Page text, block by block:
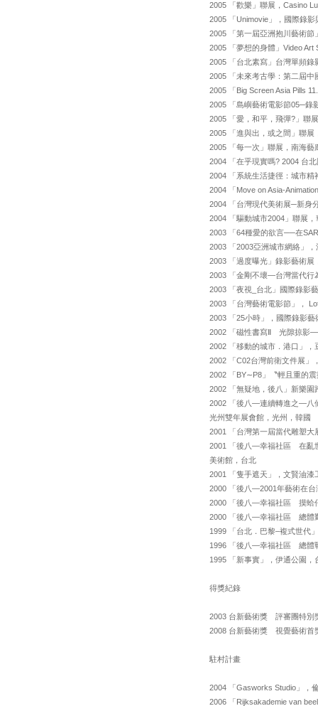
2005 「歡樂」聯展，Casino
2005 「Unimovie」，國際錄
2005 「第一屆亞洲抱川藝術
2005 「夢想的身體」Video Art
2005 「台北素寫」台灣單頻
2005 「未來考古學：第二屆
2005 「Big Screen Asia Pills
2005 「島嶼藝術電影節05─錄
2005 「愛，和平，飛彈?」聯
2005 「進與出，或之間」聯展
2005 「每一次」聯展，南海藝
2004 「在乎現實嗎? 2004 台
2004 「系統生活捷徑：城市
2004 「Move on Asia-
2004 「台灣現代美術展─新身
2004 「驅動城市2004」聯展
2003 「64種愛的欲言──在
2003 「2003亞洲城市網絡」
2003 「過度曝光」錄影藝術展
2003 「金剛不壞—台灣當代行
2003 「夜視_台北」國際錄影
2003 「台灣藝術電影節」，
2003 「25小時」，國際錄影
2002 「磁性書寫Ⅱ 光隙掠影—
2002 「移動的城市．港口」，
2002 「C02台灣前衛文件展」
2002 「BY∼P8」〝輕且重的
2002 「無疑地，後八」新樂
2002 「後八—連續轉進之—八
光州雙年展會館，光州，韓國
2001 「台灣第一屆當代雕塑
2001 「後八—幸福社區 在亂
美術館，台北
2001 「隻手遮天」，文賢油漆
2000 「後八—2001年藝術在
2000 「後八—幸福社區 摸蛤
2000 「後八—幸福社區 總體
1999 「台北．巴黎–複式世代
1996 「後八—幸福社區 總體
1995 「新事實」，伊通公園，
得獎紀錄
2003 台新藝術獎 評審團特別
2008 台新藝術獎 視覺藝術首
駐村計畫
2004 「Gasworks Studio」，
2006 「Rijksakademie van